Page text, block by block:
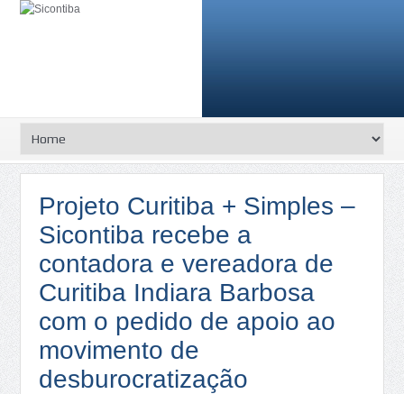
Projeto Curitiba + Simples –
Sicontiba recebe a
contadora e vereadora de
Curitiba Indiara Barbosa
com o pedido de apoio ao
movimento de
desburocratização